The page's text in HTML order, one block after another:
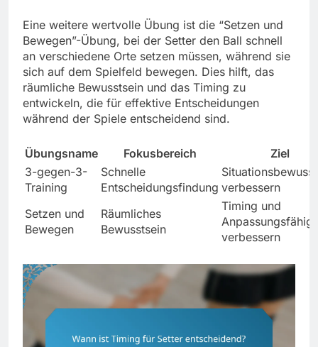
Eine weitere wertvolle Übung ist die “Setzen und
Bewegen”-Übung, bei der Setter den Ball schnell
an verschiedene Orte setzen müssen, während sie
sich auf dem Spielfeld bewegen. Dies hilft, das
räumliche Bewusstsein und das Timing zu
entwickeln, die für effektive Entscheidungen
während der Spiele entscheidend sind.
Übungsname Fokusbereich
Ziel
3-gegen-3-
Training
Schnelle
Entscheidungsfindung verbessern
Setzen und
Bewegen
Räumliches
Bewusstsein
Timing und
verbessern